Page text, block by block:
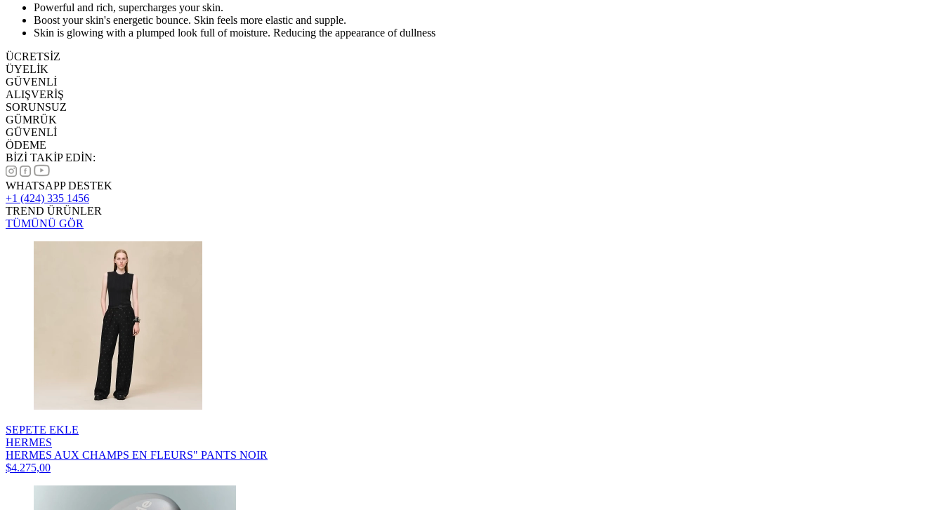
Powerful and rich, supercharges your skin.
Boost your skin's energetic bounce. Skin feels more elastic and supple.
Skin is glowing with a plumped look full of moisture. Reducing the appearance of dullness
ÜCRETSİZ
ÜYELİK
GÜVENLİ
ALIŞVERİŞ
SORUNSUZ
GÜMRÜK
GÜVENLİ
ÖDEME
BİZİ TAKİP EDİN:
WHATSAPP DESTEK
+1 (424) 335 1456
TREND ÜRÜNLER
TÜMÜNÜ GÖR
SEPETE EKLE
HERMES
HERMES AUX CHAMPS EN FLEURS" PANTS NOIR
$4.275,00